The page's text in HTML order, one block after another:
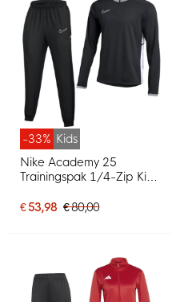
-33% Kids
Nike Academy 25
Trainingspak 1/4-Zip Kids
€ 53,98 € 80,00